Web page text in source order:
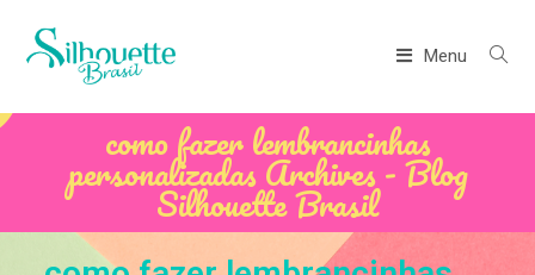
Menu
como fazer lembrancinhas
personalizadas Archives - Blog
Silhouette Brasil